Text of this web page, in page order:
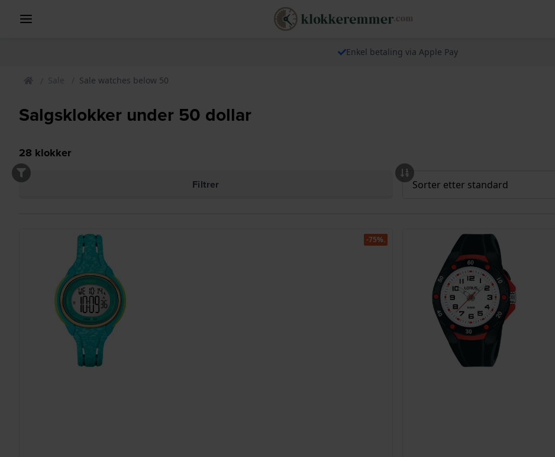
Enkel betaling via Apple Pay
Sale Sale watches below 50
Salgsklokker under 50 dollar
28 klokker
Filtrer
-75%.